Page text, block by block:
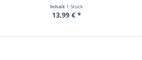
Inhalt 1 Stück
13,99 € *